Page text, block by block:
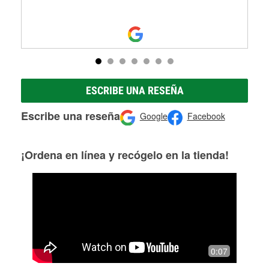
ESCRIBE UNA RESEÑA
Escribe una reseña Google Facebook
¡Ordena en línea y recógelo en la tienda!
0:07